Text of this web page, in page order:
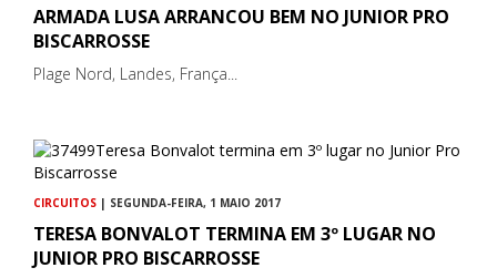
ARMADA LUSA ARRANCOU BEM NO JUNIOR PRO
BISCARROSSE
Plage Nord, Landes, França...
CIRCUITOS | SEGUNDA-FEIRA, 1 MAIO 2017
TERESA BONVALOT TERMINA EM 3º LUGAR NO
JUNIOR PRO BISCARROSSE